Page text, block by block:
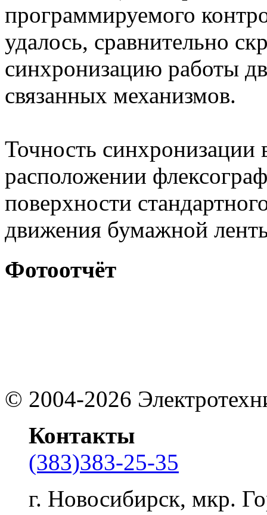
программируемого
удалось, сравнительно
синхронизацию работы
связанных механизмов.
Точность синхронизации
расположении
поверхности
движения бумажной
Фотоотчёт
© 2004-2026
Контакты
(383)383-25-35
г. Новосибирск, мкр.